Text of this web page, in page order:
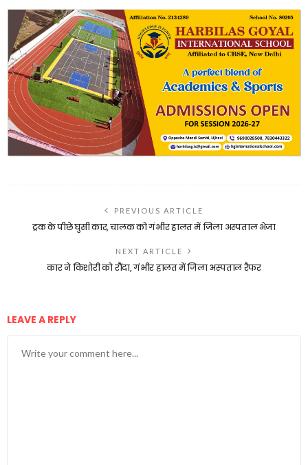
PREVIOUS ARTICLE
ट्रक के पीछे घुसी कार, चालक को गंभीर हालत में जिला अस्पताल भेजा
NEXT ARTICLE
कार ने किशोरी को रौंदा, गंभीर हालत में जिला अस्पताल रैफर
LEAVE A REPLY